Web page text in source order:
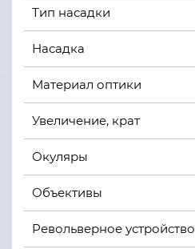
Тип насадки
Насадка
Материал оптики
Увеличение, крат
Окуляры
Объективы
Револьверное устройство